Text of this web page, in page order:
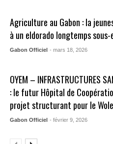
Agriculture au Gabon : la
à un eldorado longtemps
Gabon Officiel - mars 18, 2026
OYEM – INFRASTRUCTURES
: le futur Hôpital de
projet structurant pour le
Gabon Officiel - février 9, 2026